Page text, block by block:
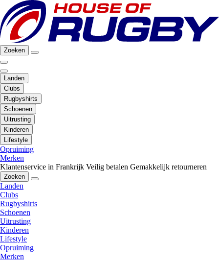
Zoeken
Landen
Clubs
Rugbyshirts
Schoenen
Uitrusting
Kinderen
Lifestyle
Opruiming
Merken
Klantenservice in Frankrijk Veilig betalen Gemakkelijk retourneren
Zoeken
Landen
Clubs
Rugbyshirts
Schoenen
Uitrusting
Kinderen
Lifestyle
Opruiming
Merken